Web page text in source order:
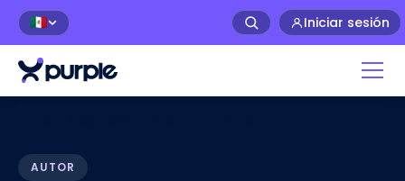
🇲🇽 Iniciar sesión
AUTOR